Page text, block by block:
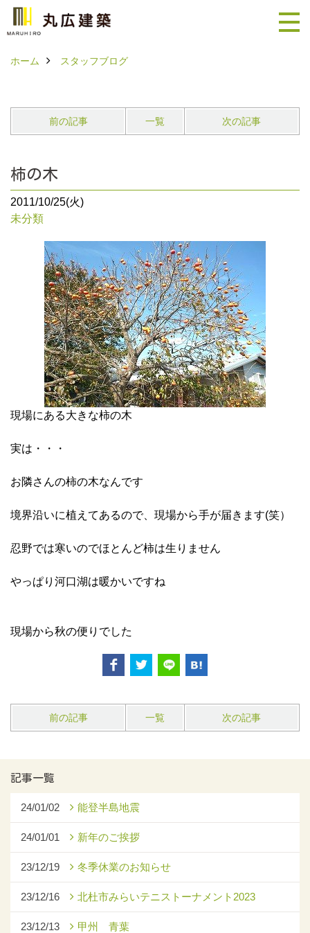
ホーム スタッフブログ
前の記事 一覧 次の記事
柿の木
2011/10/25(火)
未分類
現場にある大きな柿の木
実は・・・
お隣さんの柿の木なんです
境界沿いに植えてあるので、現場から手が届きます(笑）
忍野では寒いのでほとんど柿は生りません
やっぱり河口湖は暖かいですね
現場から秋の便りでした
前の記事 一覧 次の記事
記事一覧
24/01/02 能登半島地震
24/01/01 新年のご挨拶
23/12/19 冬季休業のお知らせ
23/12/16 北杜市みらいテニストーナメント2023
23/12/13 甲州 青葉